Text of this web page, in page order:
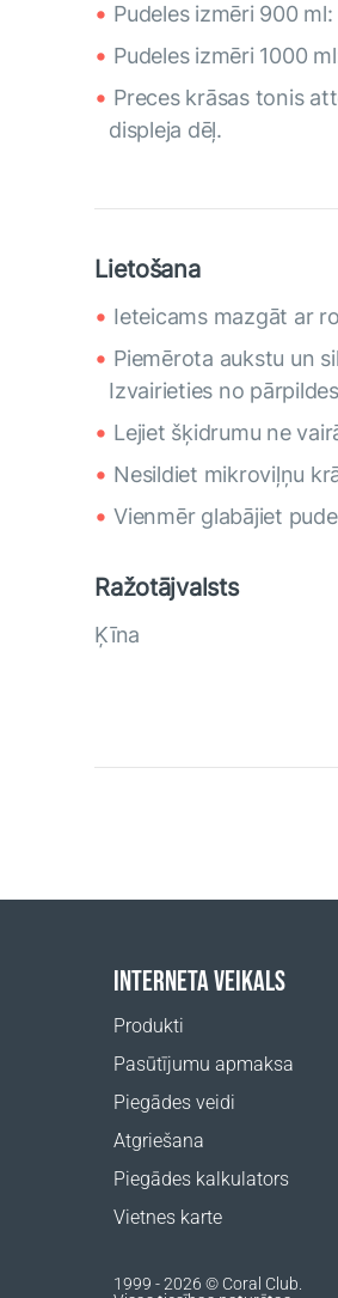
Pudeles izmēri 900
Pudeles izmēri 1000
Preces krāsas tonis
displeja dēļ.
Lietošana
Ieteicams mazgāt ar
Piemērota aukstu un
Izvairieties no
Lejiet šķidrumu ne
Nesildiet mikroviļņu
Vienmēr glabājiet
Ražotājvalsts
Ķīna
INTERNETA VEIKALS
Produkti
Pasūtījumu apmaksa
Piegādes veidi
Atgriešana
Piegādes kalkulators
Vietnes karte
1999 - 2026 © Coral Club.